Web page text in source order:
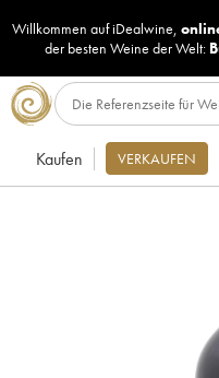
Willkommen auf iDealwine,
der besten Weine der Welt:
Kaufen VERKAUFEN